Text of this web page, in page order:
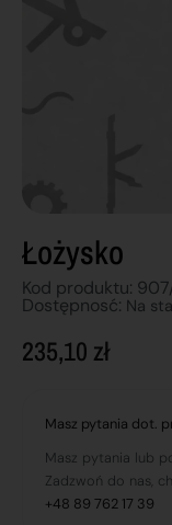
Łożysko
Kod produktu:
Dostępnosć: Na
235,10 zł
Masz pytania dot.
Masz pytania lub
Zadzwoń do nas,
+48 89 762 17 39